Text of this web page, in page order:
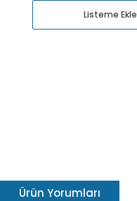
Listeme Ekle
Ürün Yorumları